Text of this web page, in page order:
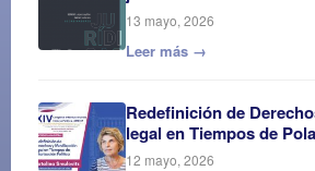
13 mayo, 2026
Leer más →
Redefinición de
legal en Tiempos de
12 mayo, 2026